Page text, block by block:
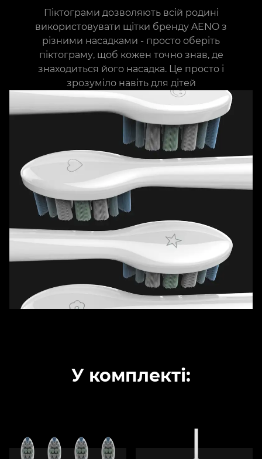
Піктограми дозволяють всій родині
використовувати щітки бренду AENO з
різними насадками - просто оберіть
піктограму, щоб кожен точно знав, де
знаходиться його насадка. Це просто і
зрозуміло навіть для дітей
У комплекті: